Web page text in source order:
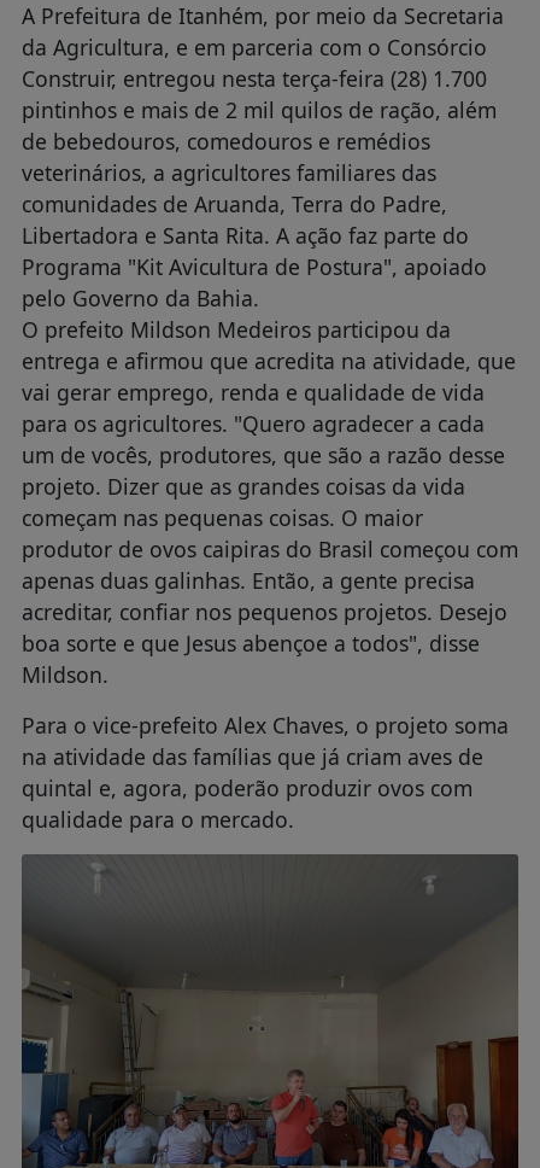
A Prefeitura de Itanhém, por meio da Secretaria
da Agricultura, e em parceria com o Consórcio
Construir, entregou nesta terça-feira (28) 1.700
pintinhos e mais de 2 mil quilos de ração, além
de bebedouros, comedouros e remédios
veterinários, a agricultores familiares das
comunidades de Aruanda, Terra do Padre,
Libertadora e Santa Rita. A ação faz parte do
Programa "Kit Avicultura de Postura", apoiado
pelo Governo da Bahia.
O prefeito Mildson Medeiros participou da
entrega e afirmou que acredita na atividade, que
vai gerar emprego, renda e qualidade de vida
para os agricultores. "Quero agradecer a cada
um de vocês, produtores, que são a razão desse
projeto. Dizer que as grandes coisas da vida
começam nas pequenas coisas. O maior
produtor de ovos caipiras do Brasil começou com
apenas duas galinhas. Então, a gente precisa
acreditar, confiar nos pequenos projetos. Desejo
boa sorte e que Jesus abençoe a todos", disse
Mildson.
Para o vice-prefeito Alex Chaves, o projeto soma
na atividade das famílias que já criam aves de
quintal e, agora, poderão produzir ovos com
qualidade para o mercado.